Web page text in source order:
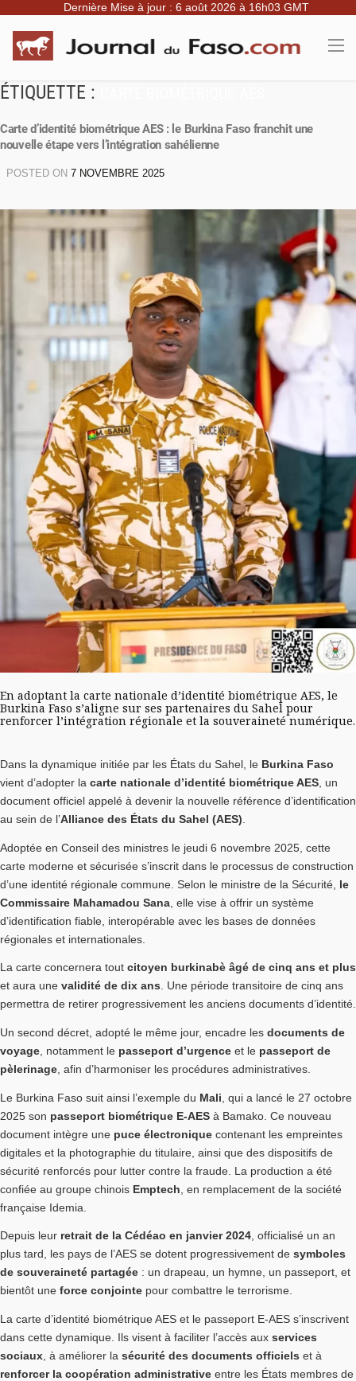
Dernière Mise à jour : 6 août 2026 à 16h03 GMT
ÉTIQUETTE :
Carte d’identité biométrique AES : le Burkina Faso franchit une
nouvelle étape vers l’intégration sahélienne
POSTED ON 7 NOVEMBRE 2025
En adoptant la carte nationale d’identité biométrique AES, le
Burkina Faso s’aligne sur ses partenaires du Sahel pour
renforcer l’intégration régionale et la souveraineté numérique.
Dans la dynamique initiée par les États du Sahel, le Burkina Faso
vient d’adopter la carte nationale d’identité biométrique AES, un
document officiel appelé à devenir la nouvelle référence d’identification
au sein de l’Alliance des États du Sahel (AES).
Adoptée en Conseil des ministres le jeudi 6 novembre 2025, cette
carte moderne et sécurisée s’inscrit dans le processus de construction
d’une identité régionale commune. Selon le ministre de la Sécurité, le
Commissaire Mahamadou Sana , elle vise à offrir un système
d’identification fiable, interopérable avec les bases de données
régionales et internationales.
La carte concernera tout citoyen burkinabè âgé de cinq ans et plus
et aura une validité de dix ans. Une période transitoire de cinq ans
permettra de retirer progressivement les anciens documents d’identité.
Un second décret, adopté le même jour, encadre les documents de
voyage , notamment le passeport d’urgence et le passeport de
pèlerinage , afin d’harmoniser les procédures administratives.
Le Burkina Faso suit ainsi l’exemple du Mali , qui a lancé le 27 octobre
2025 son passeport biométrique E-AES à Bamako. Ce nouveau
document intègre une puce électronique contenant les empreintes
digitales et la photographie du titulaire, ainsi que des dispositifs de
sécurité renforcés pour lutter contre la fraude. La production a été
confiée au groupe chinois Emptech , en remplacement de la société
française Idemia.
Depuis leur retrait de la Cédéao en janvier 2024, officialisé un an
plus tard, les pays de l’AES se dotent progressivement de symboles
de souveraineté partagée : un drapeau, un hymne, un passeport, et
bientôt une force conjointe pour combattre le terrorisme.
La carte d’identité biométrique AES et le passeport E-AES s’inscrivent
dans cette dynamique. Ils visent à faciliter l’accès aux services
sociaux , à améliorer la sécurité des documents officiels et à
renforcer la coopération administrative entre les États membres de